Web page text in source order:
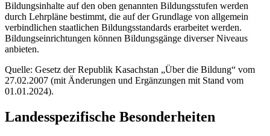
Bildungsinhalte auf den oben genannten Bildungsstufen werden
durch Lehrpläne bestimmt, die auf der Grundlage von allgemein
verbindlichen staatlichen Bildungsstandards erarbeitet werden.
Bildungseinrichtungen können Bildungsgänge diverser Niveaus
anbieten.
Quelle: Gesetz der Republik Kasachstan „Über die Bildung“ vom
27.02.2007 (mit Änderungen und Ergänzungen mit Stand vom
01.01.2024).
Landesspezifische Besonderheiten